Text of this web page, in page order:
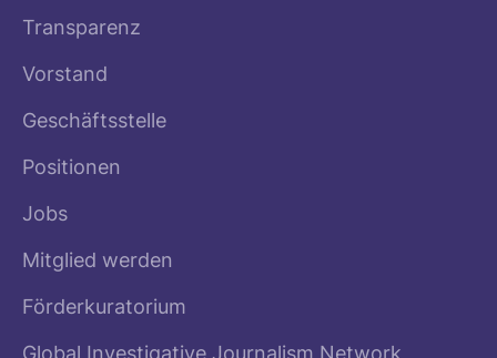
Transparenz
Vorstand
Geschäftsstelle
Positionen
Jobs
Mitglied werden
Förderkuratorium